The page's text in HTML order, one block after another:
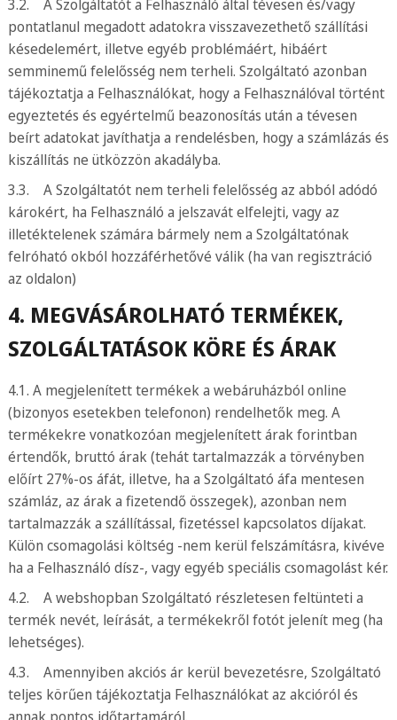
3.2. A Szolgáltatót a Felhasználó által tévesen és/vagy
pontatlanul megadott adatokra visszavezethető szállítási
késedelemért, illetve egyéb problémáért, hibáért
semminemű felelősség nem terheli. Szolgáltató azonban
tájékoztatja a Felhasználókat, hogy a Felhasználóval történt
egyeztetés és egyértelmű beazonosítás után a tévesen
beírt adatokat javíthatja a rendelésben, hogy a számlázás és
kiszállítás ne ütközzön akadályba.
3.3. A Szolgáltatót nem terheli felelősség az abból adódó
károkért, ha Felhasználó a jelszavát elfelejti, vagy az
illetéktelenek számára bármely nem a Szolgáltatónak
felróható okból hozzáférhetővé válik (ha van regisztráció
az oldalon)
4. MEGVÁSÁROLHATÓ TERMÉKEK,
SZOLGÁLTATÁSOK KÖRE ÉS ÁRAK
4.1. A megjelenített termékek a webáruházból online
(bizonyos esetekben telefonon) rendelhetők meg. A
termékekre vonatkozóan megjelenített árak forintban
értendők, bruttó árak (tehát tartalmazzák a törvényben
előírt 27%-os áfát, illetve, ha a Szolgáltató áfa mentesen
számláz, az árak a fizetendő összegek), azonban nem
tartalmazzák a szállítással, fizetéssel kapcsolatos díjakat.
Külön csomagolási költség -nem kerül felszámításra, kivéve
ha a Felhasználó dísz-, vagy egyéb speciális csomagolást kér.
4.2. A webshopban Szolgáltató részletesen feltünteti a
termék nevét, leírását, a termékekről fotót jelenít meg (ha
lehetséges).
4.3. Amennyiben akciós ár kerül bevezetésre, Szolgáltató
teljes körűen tájékoztatja Felhasználókat az akcióról és